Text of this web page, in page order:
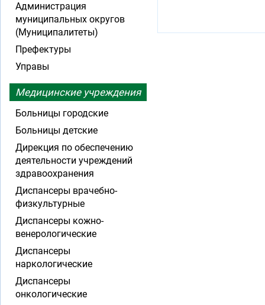
Администрация
муниципальных округов
(Муниципалитеты)
Префектуры
Управы
Медицинские учреждения
Больницы городские
Больницы детские
Дирекция по обеспечению
деятельности учреждений
здравоохранения
Диспансеры врачебно-
физкультурные
Диспансеры кожно-
венерологические
Диспансеры
наркологические
Диспансеры
онкологические